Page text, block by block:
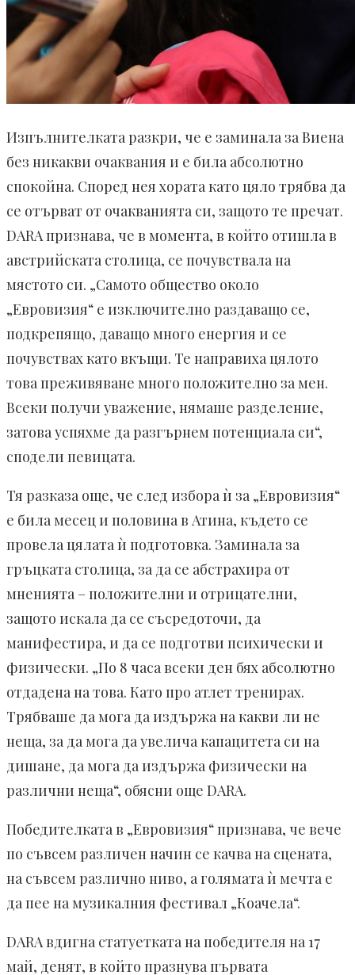
Изпълнителката разкри, че е заминала за Виена
без никакви очаквания и е била абсолютно
спокойна. Според нея хората като цяло трябва да
се отърват от очакванията си, защото те пречат.
DARA признава, че в момента, в който отишла в
австрийската столица, се почувствала на
мястото си. „Самото общество около
„Евровизия“ е изключително раздаващо се,
подкрепящо, даващо много енергия и се
почувствах като вкъщи. Те направиха цялото
това преживяване много положително за мен.
Всеки получи уважение, нямаше разделение,
затова успяхме да разгърнем потенциала си“,
сподели певицата.
Тя разказа още, че след избора ѝ за „Евровизия“
е била месец и половина в Атина, където се
провела цялата ѝ подготовка. Заминала за
гръцката столица, за да се абстрахира от
мненията – положителни и отрицателни,
защото искала да се съсредоточи, да
манифестира, и да се подготви психически и
физически. „По 8 часа всеки ден бях абсолютно
отдадена на това. Като про атлет тренирах.
Трябваше да мога да издържа на какви ли не
неща, за да мога да увелича капацитета си на
дишане, да мога да издържа физически на
различни неща“, обясни още DARA.
Победителката в „Евровизия“ признава, че вече
по съвсем различен начин се качва на сцената,
на съвсем различно ниво, а голямата ѝ мечта е
да пее на музикалния фестивал „Коачела“.
DARA вдигна статуетката на победителя на 17
май, денят, в който празнува първата